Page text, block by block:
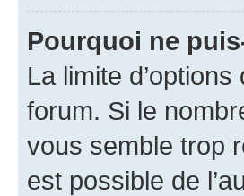
Pourquoi ne
La limite
forum. Si le
vous semble trop
est possible de